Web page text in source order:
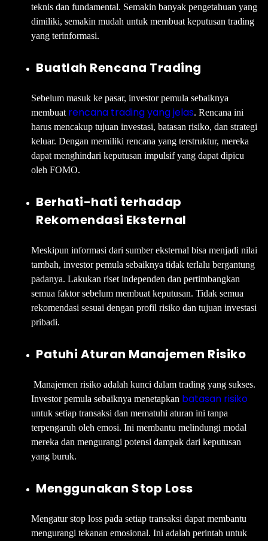
teknis dan fundamental. Semakin banyak pengetahuan yang
dimiliki, semakin mudah untuk membuat keputusan trading
yang terinformasi.
Buatlah Rencana Trading
Sebelum masuk ke pasar, investor pemula sebaiknya
membuat rencana trading yang jelas. Rencana ini
harus mencakup tujuan investasi, batasan risiko, dan strategi
keluar. Dengan memiliki rencana yang terstruktur, mereka
dapat menghindari keputusan impulsif yang dapat dipicu
oleh FOMO.
Berhati-hati terhadap
Rekomendasi Eksternal
Meskipun informasi dari sumber eksternal bisa menjadi nilai
tambah, investor pemula sebaiknya tidak terlalu bergantung
padanya. Lakukan riset independen dan pertimbangkan
semua faktor sebelum membuat keputusan. Tidak semua
rekomendasi sesuai dengan profil risiko dan tujuan investasi
pribadi.
Patuhi Aturan Manajemen Risiko
Manajemen risiko adalah kunci dalam trading yang sukses.
Investor pemula sebaiknya menetapkan batasan risiko
untuk setiap transaksi dan mematuhi aturan ini tanpa
terpengaruh oleh emosi. Ini membantu melindungi modal
mereka dan mengurangi potensi dampak dari keputusan
yang buruk.
Menggunakan Stop Loss
Mengatur stop loss pada setiap transaksi dapat membantu
mengurangi tekanan emosional. Ini adalah perintah untuk